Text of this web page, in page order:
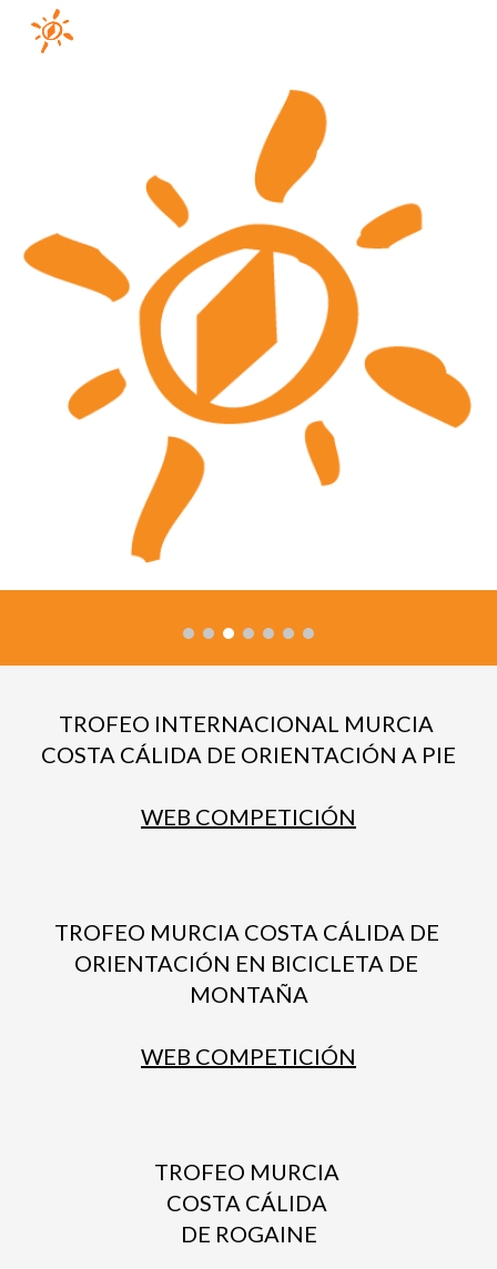
Skip to main content
TROFEO INTERNACIONAL MURCIA
COSTA CÁLIDA DE ORIENTACIÓN A PIE
WEB COMPETICIÓN
TROFEO MURCIA COSTA CÁLIDA DE
ORIENTACIÓN EN BICICLETA DE
MONTAÑA
WEB COMPETICIÓN
TROFEO MURCIA
COSTA CÁLIDA
DE ROGAINE